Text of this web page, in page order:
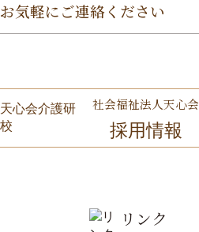
お気軽にご連絡ください
社会福祉法人天心会
採用情報
リンク